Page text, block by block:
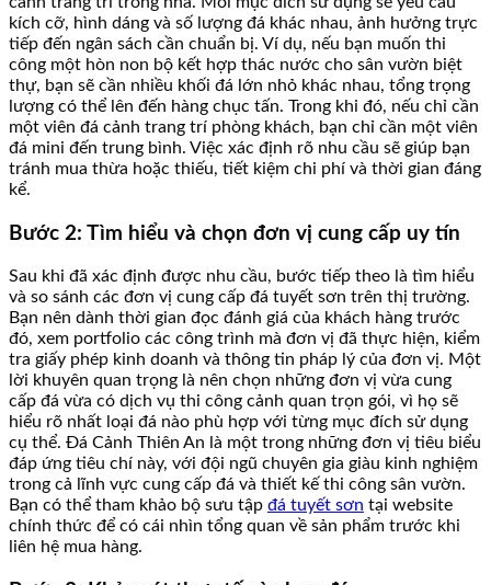
kích cỡ, hình dáng và số lượng đá khác nhau, ảnh hưởng trực
tiếp đến ngân sách cần chuẩn bị. Ví dụ, nếu bạn muốn thi
công một hòn non bộ kết hợp thác nước cho sân vườn biệt
thự, bạn sẽ cần nhiều khối đá lớn nhỏ khác nhau, tổng trọng
lượng có thể lên đến hàng chục tấn. Trong khi đó, nếu chỉ cần
một viên đá cảnh trang trí phòng khách, bạn chỉ cần một viên
đá mini đến trung bình. Việc xác định rõ nhu cầu sẽ giúp bạn
tránh mua thừa hoặc thiếu, tiết kiệm chi phí và thời gian đáng
kể.
Bước 2: Tìm hiểu và chọn đơn vị cung cấp uy tín
Sau khi đã xác định được nhu cầu, bước tiếp theo là tìm hiểu
và so sánh các đơn vị cung cấp đá tuyết sơn trên thị trường.
Bạn nên dành thời gian đọc đánh giá của khách hàng trước
đó, xem portfolio các công trình mà đơn vị đã thực hiện, kiểm
tra giấy phép kinh doanh và thông tin pháp lý của đơn vị. Một
lời khuyên quan trọng là nên chọn những đơn vị vừa cung
cấp đá vừa có dịch vụ thi công cảnh quan trọn gói, vì họ sẽ
hiểu rõ nhất loại đá nào phù hợp với từng mục đích sử dụng
cụ thể. Đá Cảnh Thiên An là một trong những đơn vị tiêu biểu
đáp ứng tiêu chí này, với đội ngũ chuyên gia giàu kinh nghiệm
trong cả lĩnh vực cung cấp đá và thiết kế thi công sân vườn.
Bạn có thể tham khảo bộ sưu tập đá tuyết sơn tại website
chính thức để có cái nhìn tổng quan về sản phẩm trước khi
liên hệ mua hàng.